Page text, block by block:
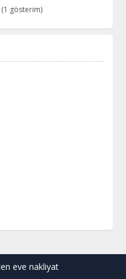
(1 gösterim)
eve nakliyat